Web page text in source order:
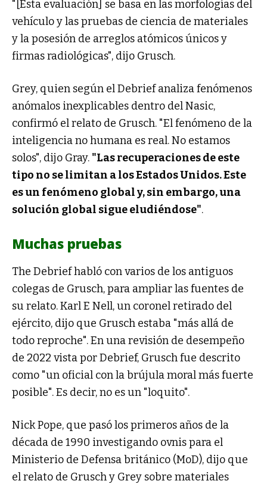
"[Esta evaluación] se basa en las morfologías del
vehículo y las pruebas de ciencia de materiales
y la posesión de arreglos atómicos únicos y
firmas radiológicas", dijo Grusch.
Grey, quien según el Debrief analiza fenómenos
anómalos inexplicables dentro del Nasic,
confirmó el relato de Grusch. "El fenómeno de la
inteligencia no humana es real. No estamos
solos", dijo Gray. "Las recuperaciones de este
tipo no se limitan a los Estados Unidos. Este
es un fenómeno global y, sin embargo, una
solución global sigue eludiéndose".
Muchas pruebas
The Debrief habló con varios de los antiguos
colegas de Grusch, para ampliar las fuentes de
su relato. Karl E Nell, un coronel retirado del
ejército, dijo que Grusch estaba "más allá de
todo reproche". En una revisión de desempeño
de 2022 vista por Debrief, Grusch fue descrito
como "un oficial con la brújula moral más fuerte
posible". Es decir, no es un "loquito".
Nick Pope, que pasó los primeros años de la
década de 1990 investigando ovnis para el
Ministerio de Defensa británico (MoD), dijo que
el relato de Grusch y Grey sobre materiales